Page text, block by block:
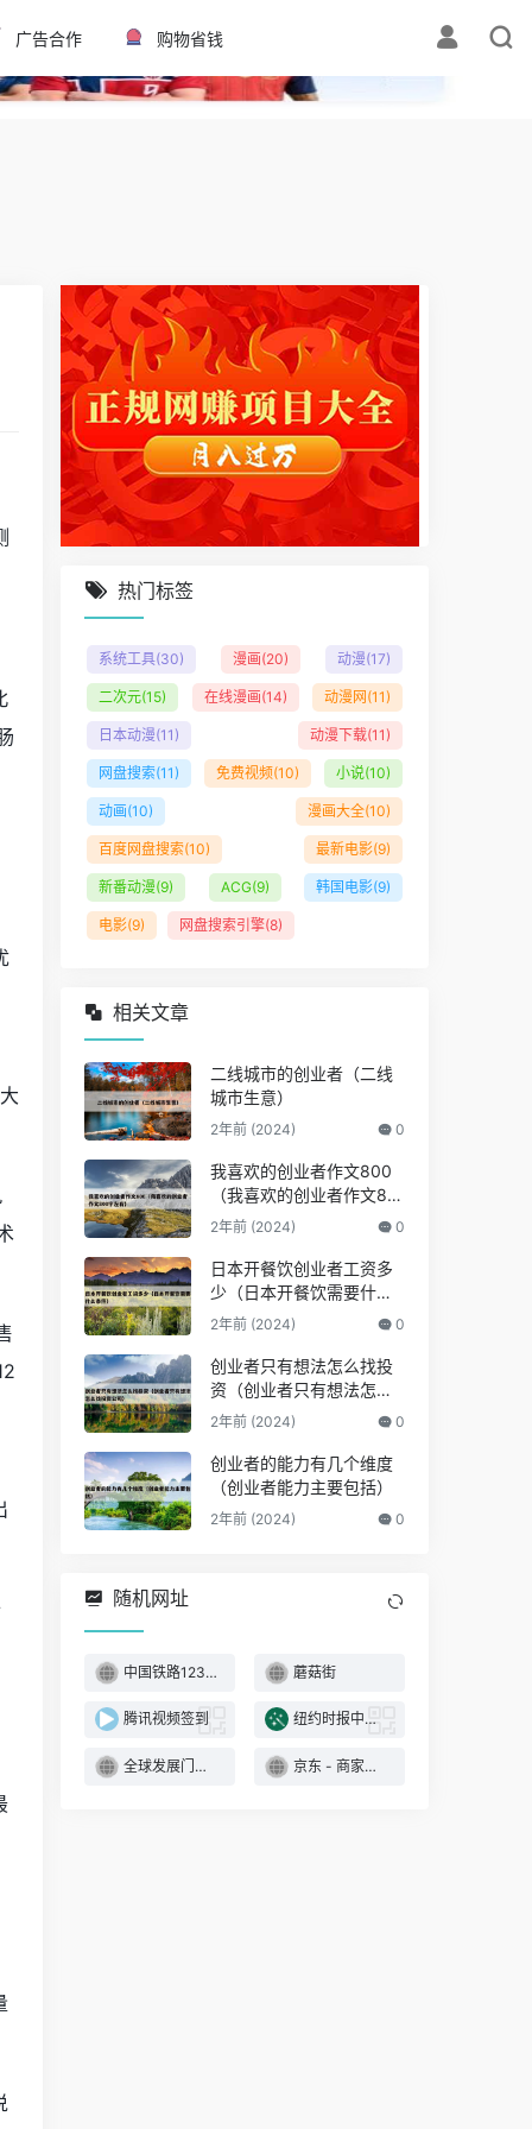
✕
广告合作 购物省钱
热门标签
系统工具(30) 漫画(20) 动漫(17)
二次元(15) 在线漫画(14) 动漫网 (11)
日本动漫(11) 动漫下载(11)
网盘搜索(11) 免费视频(10) 小说(10)
动画(10) 漫画大全(10)
百度网盘搜索(10) 最新电影(9)
新番动漫(9) ACG(9) 韩国电影(9)
电影(9) 网盘搜索引擎(8)
相关文章
二线城市的创业者（二线
城市生意）
2年前 (2024) 0
我喜欢的创业者作文800
（我喜欢的创业者作文80
0字左右）
2年前 (2024) 0
日本开餐饮创业者工资多
少（日本开餐饮需要什么
条件）
2年前 (2024) 0
创业者只有想法怎么找投
资（创业者只有想法怎么
找投资公司）
2年前 (2024) 0
创业者的能力有几个维度
（创业者能力主要包括）
2年前 (2024) 0
随机网址
中国铁路12306 蘑菇街
腾讯视频签到 纽约时报中文网（iOS13版）
全球发展门户网站 京东 - 商家学习中心